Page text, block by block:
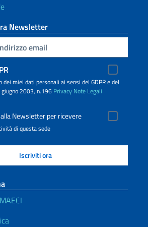
Newsletter
miei dati personali ai sensi del GDPR e del
2003, n.196 Privacy Note Legali
Newsletter per ricevere
di questa sede